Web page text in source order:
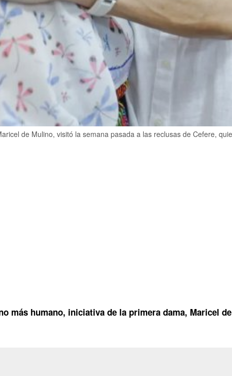
de Mulino, visitó la semana pasada a las reclusas de Cefere,
más humano, iniciativa de la primera dama, Maricel